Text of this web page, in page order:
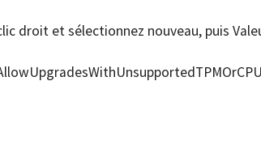
droit et sélectionnez nouveau, puis